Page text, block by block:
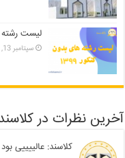
لیست رشته های
سپتامبر 13, 2020
آخرین نظرات در
کلاسند: عالییییی